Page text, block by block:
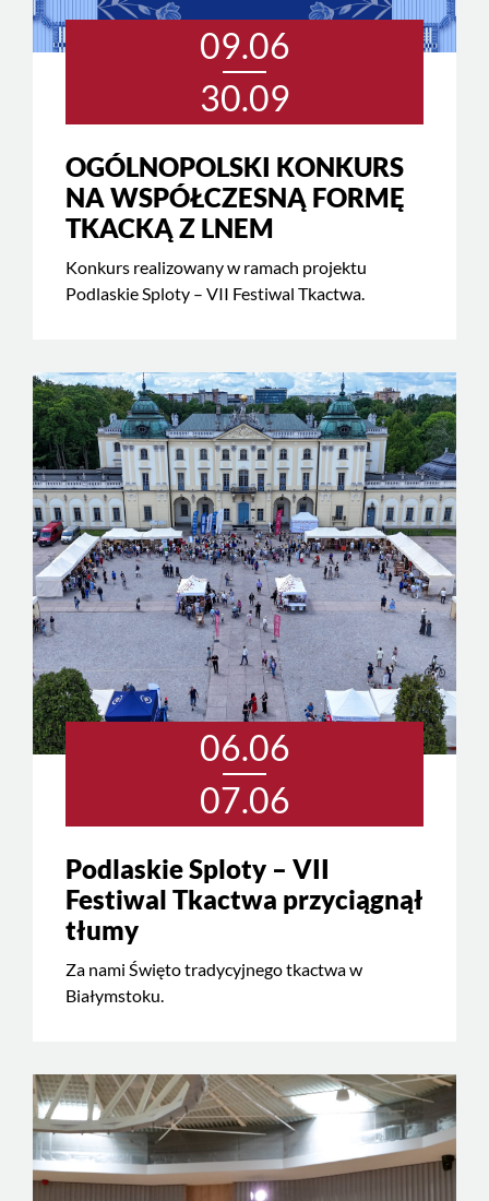
09.06
30.09
OGÓLNOPOLSKI KONKURS
NA WSPÓŁCZESNĄ FORMĘ
TKACKĄ Z LNEM
Konkurs realizowany w ramach projektu
Podlaskie Sploty – VII Festiwal Tkactwa.
06.06
07.06
Podlaskie Sploty – VII
Festiwal Tkactwa przyciągnął
tłumy
Za nami Święto tradycyjnego tkactwa w
Białymstoku.